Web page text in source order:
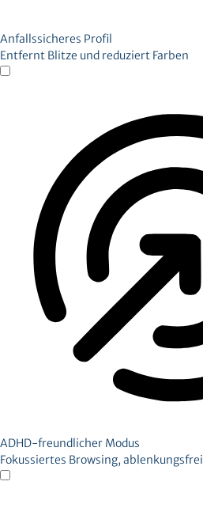
Anfallssicheres Profil
Entfernt Blitze und reduziert Farben
ADHD-freundlicher Modus
Fokussiertes Browsing, ablenkungsfrei